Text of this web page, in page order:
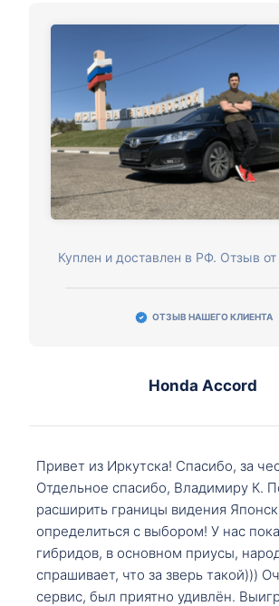
Куплен и доставлен в РФ. Отзыв
ОТЗЫВ НАШЕГО КЛИЕНТА
Honda Accord
Привет из Иркутска! Спасибо, за
Отдельное спасибо, Владимиру К.
расширить границы видения
определиться с выбором! У нас
гибридов, в основном приусы,
спрашивает, что за зверь такой)))
сервис, был приятно удивлён.